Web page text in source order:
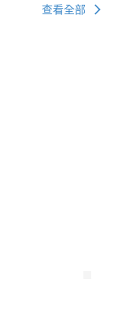
查看全部